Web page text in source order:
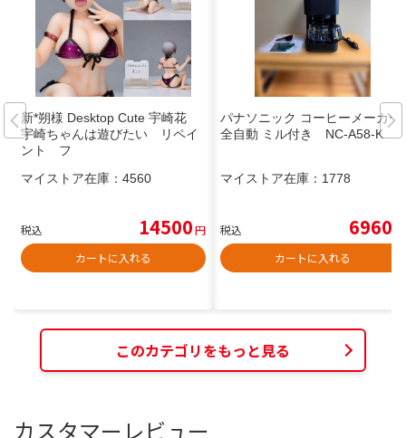
新*朔様 Desktop Cute 宇崎花
宇崎ちゃんは遊びたい リペイ
ント フ
マイストア在庫： 4560
税込 14500円
カートに入れる
パナソニック コーヒーメーカー
全自動 ミル付き NC-A58-K
マイストア在庫： 1778
税込 6960
カートに入れる
このカテゴリをもっと見る
カスタマーレビュー